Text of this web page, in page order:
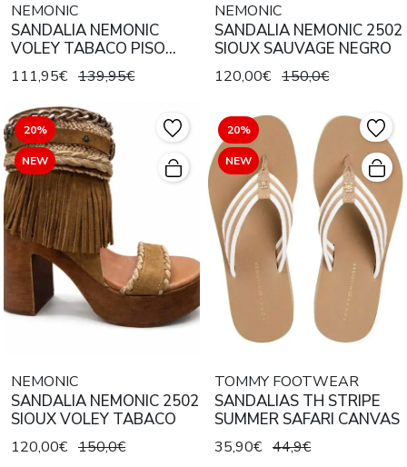
NEMONIC
SANDALIA NEMONIC
VOLEY TABACO PISO
HAWAI
111,95€ 139,95€
NEMONIC
SANDALIA NEMONIC 2502
SIOUX SAUVAGE NEGRO
120,00€ 150,0€
20%
NEW
NEMONIC
SANDALIA NEMONIC 2502
SIOUX VOLEY TABACO
120,00€ 150,0€
20%
NEW
TOMMY FOOTWEAR
SANDALIAS TH STRIPE
SUMMER SAFARI CANVAS
35,90€ 44,9€